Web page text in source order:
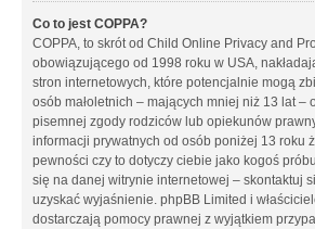
Co to jest COPPA?
COPPA, to skrót od Child Online Privacy and
obowiązującego od 1998 roku w USA,
stron internetowych, które potencjalnie mogą
osób małoletnich – mających mniej niż 13 lat –
pisemnej zgody rodziców lub opiekunów
informacji prywatnych od osób poniżej 13 roku
pewności czy to dotyczy ciebie jako kogoś
się na danej witrynie internetowej – skontaktuj
uzyskać wyjaśnienie. phpBB Limited i
dostarczają pomocy prawnej z wyjątkiem